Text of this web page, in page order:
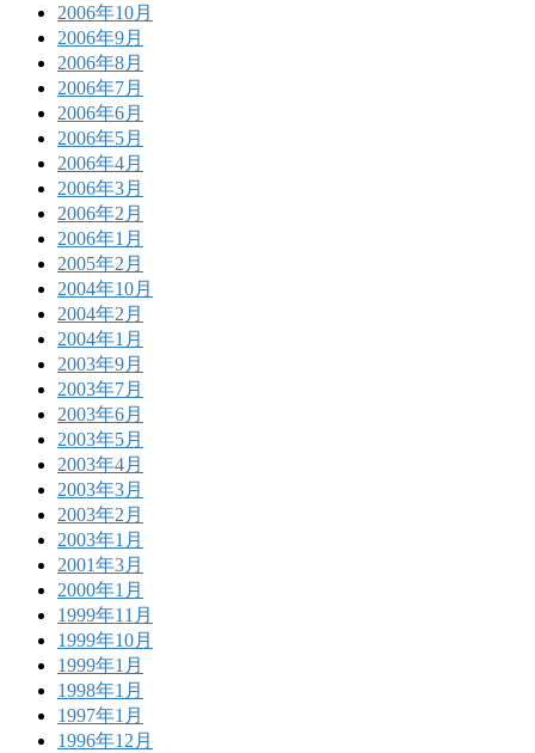
2006年10月
2006年9月
2006年8月
2006年7月
2006年6月
2006年5月
2006年4月
2006年3月
2006年2月
2006年1月
2005年2月
2004年10月
2004年2月
2004年1月
2003年9月
2003年7月
2003年6月
2003年5月
2003年4月
2003年3月
2003年2月
2003年1月
2001年3月
2000年1月
1999年11月
1999年10月
1999年1月
1998年1月
1997年1月
1996年12月